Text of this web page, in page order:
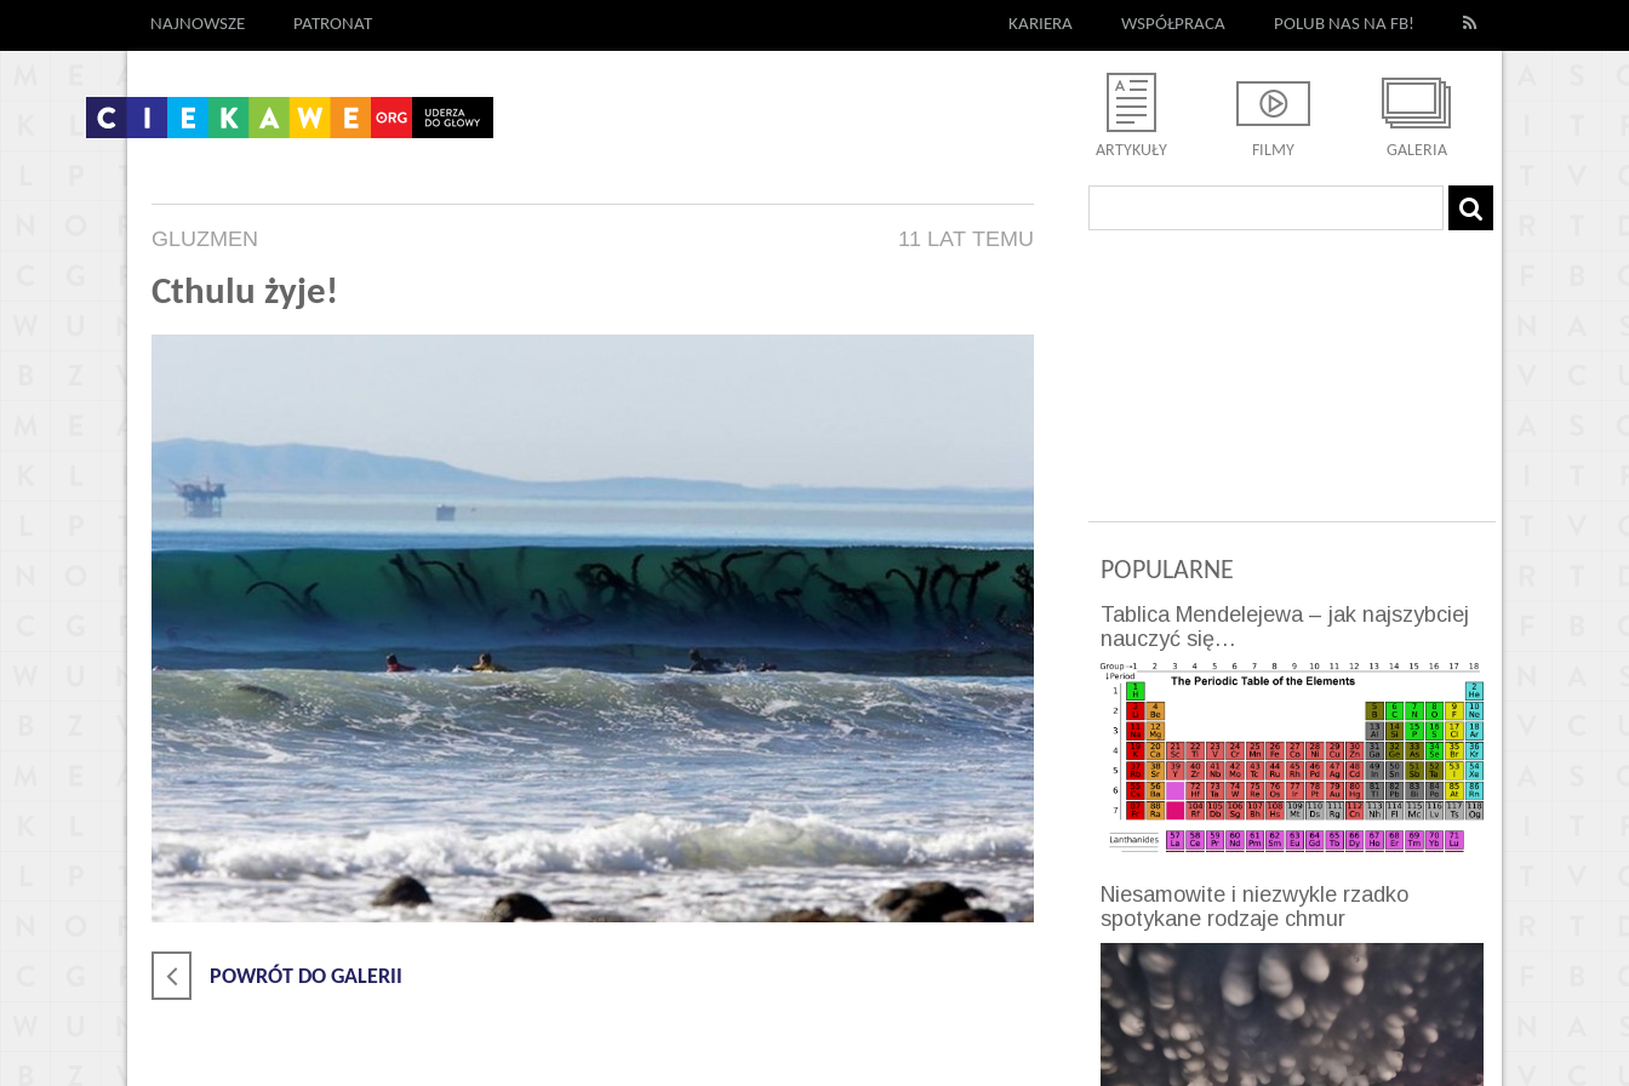
NAJNOWSZE PATRONAT KARIERA WSPÓŁPRACA POLUB NAS NA FB!
ARTYKUŁY FILMY GALERIA
GLUZMEN 11 LAT TEMU
Cthulu żyje!
POWRÓT DO GALERII
POPULARNE
Tablica Mendelejewa – jak najszybciej
nauczyć się…
Niesamowite i niezwykle rzadko
spotykane rodzaje chmur